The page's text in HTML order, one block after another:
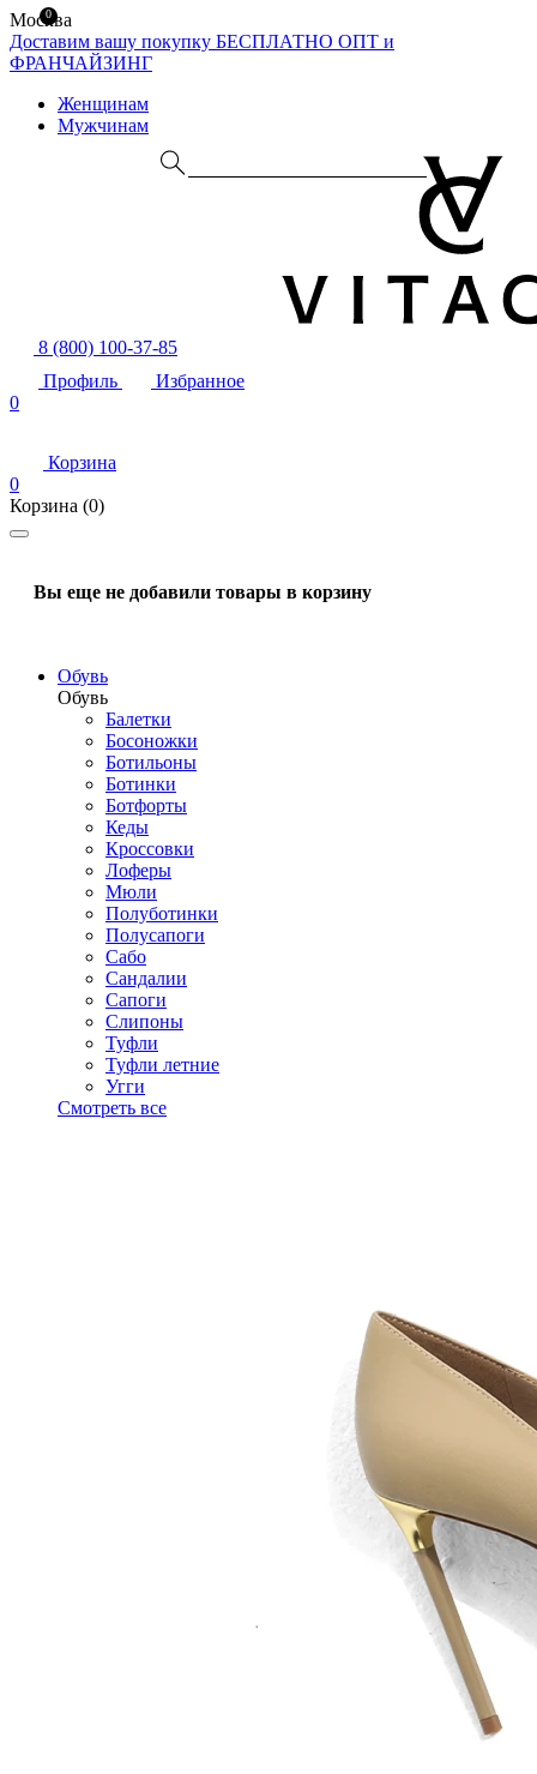
Москва
Доставим вашу покупку БЕСПЛАТНО ОПТ и
ФРАНЧАЙЗИНГ
Женщинам
Мужчинам
8 (800) 100-37-85
Профиль
Избранное
0
Корзина
0
Корзина (0)
Вы еще не добавили товары в корзину
Обувь
Обувь
Балетки
Босоножки
Ботильоны
Ботинки
Ботфорты
Кеды
Кроссовки
Лоферы
Мюли
Полуботинки
Полусапоги
Сабо
Сандалии
Сапоги
Слипоны
Туфли
Туфли летние
Угги
Смотреть все
0